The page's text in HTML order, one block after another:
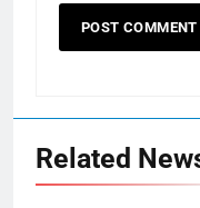
Related